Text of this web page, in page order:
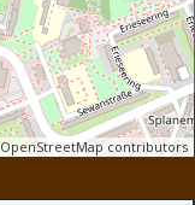
contributors